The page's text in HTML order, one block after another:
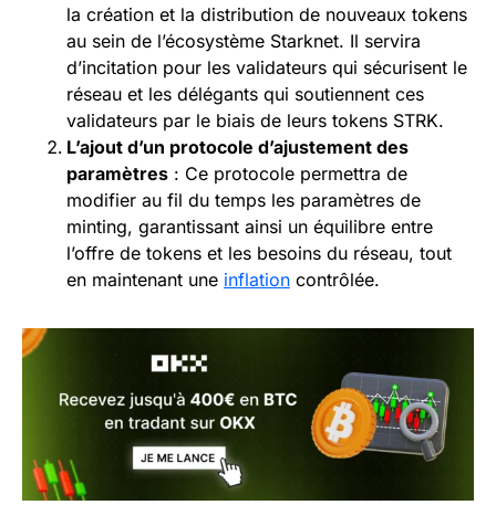
la création et la distribution de nouveaux tokens
au sein de l’écosystème Starknet. Il servira
d’incitation pour les validateurs qui sécurisent le
réseau et les délégants qui soutiennent ces
validateurs par le biais de leurs tokens STRK.
L’ajout d’un protocole d’ajustement des
paramètres : Ce protocole permettra de
modifier au fil du temps les paramètres de
minting, garantissant ainsi un équilibre entre
l’offre de tokens et les besoins du réseau, tout
en maintenant une inflation contrôlée.